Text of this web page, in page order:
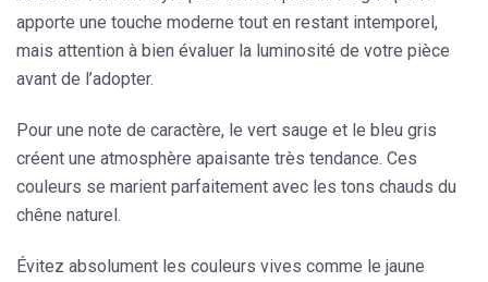
apporte une touche moderne tout en restant intemporel,
mais attention à bien évaluer la luminosité de votre pièce
avant de l’adopter.
Pour une note de caractère, le vert sauge et le bleu gris
créent une atmosphère apaisante très tendance. Ces
couleurs se marient parfaitement avec les tons chauds du
chêne naturel.
Évitez absolument les couleurs vives comme le jaune